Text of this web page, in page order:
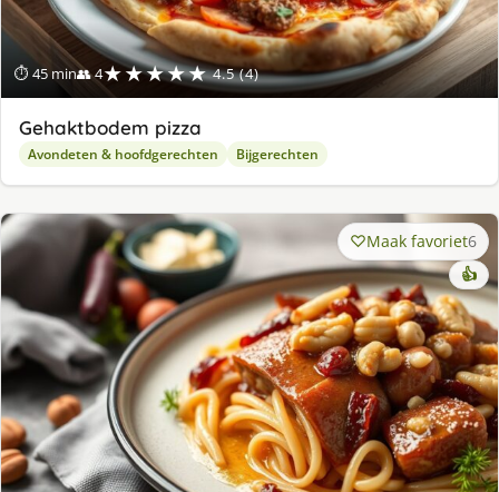
⏱ 45 min👥 4★★★★★ 4.5 (4)
Gehaktbodem pizza
Avondeten & hoofdgerechten Bijgerechten
Maak favoriet6
👍